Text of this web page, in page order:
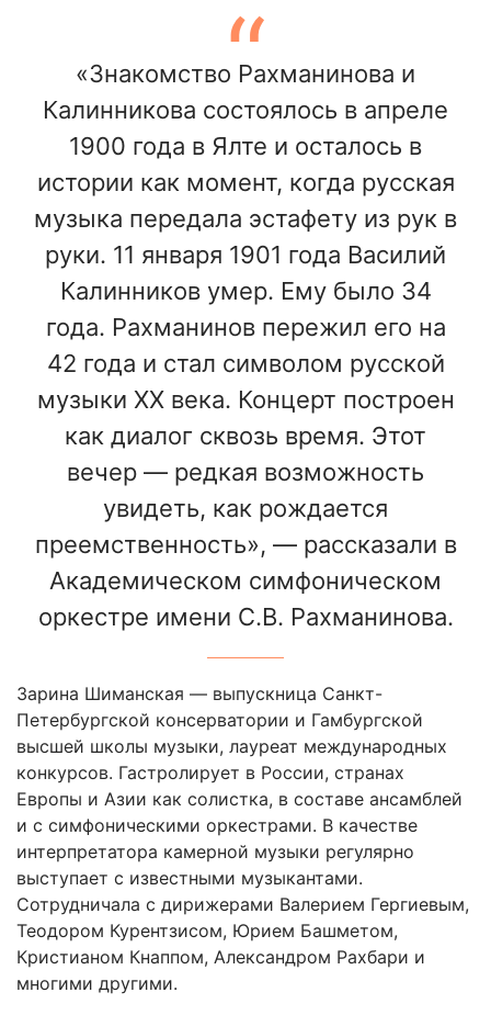
«Знакомство Рахманинова и
Калинникова состоялось в апреле
1900 года в Ялте и осталось в
истории как момент, когда русская
музыка передала эстафету из рук в
руки. 11 января 1901 года Василий
Калинников умер. Ему было 34
года. Рахманинов пережил его на
42 года и стал символом русской
музыки XX века. Концерт построен
как диалог сквозь время. Этот
вечер — редкая возможность
увидеть, как рождается
преемственность», — рассказали в
Академическом симфоническом
оркестре имени С.В. Рахманинова.
Зарина Шиманская — выпускница Санкт-
Петербургской консерватории и Гамбургской
высшей школы музыки, лауреат международных
конкурсов. Гастролирует в России, странах
Европы и Азии как солистка, в составе ансамблей
и с симфоническими оркестрами. В качестве
интерпретатора камерной музыки регулярно
выступает с известными музыкантами.
Сотрудничала с дирижерами Валерием Гергиевым,
Теодором Курентзисом, Юрием Башметом,
Кристианом Кнаппом, Александром Рахбари и
многими другими.